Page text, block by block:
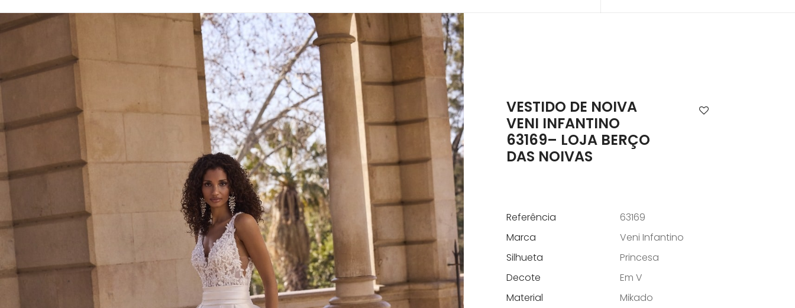
VESTIDO DE NOIVA
VENI INFANTINO
63169– LOJA BERÇO
DAS NOIVAS
Referência
63169
Marca
Veni Infantino
Silhueta
Princesa
Decote
Em V
Material
Mikado